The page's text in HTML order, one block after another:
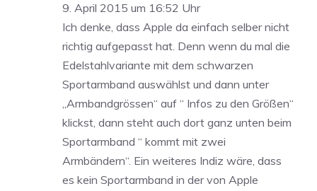
9. April 2015 um 16:52 Uhr
Ich denke, dass Apple da einfach selber nicht
richtig aufgepasst hat. Denn wenn du mal die
Edelstahlvariante mit dem schwarzen
Sportarmband auswählst und dann unter
„Armbandgrössen“ auf “ Infos zu den Größen“
klickst, dann steht auch dort ganz unten beim
Sportarmband “ kommt mit zwei
Armbändern“. Ein weiteres Indiz wäre, dass
es kein Sportarmband in der von Apple